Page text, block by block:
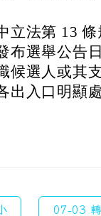
立法第 13 條
布選舉公告
候選人或其
出入口明顯
07-03 轉